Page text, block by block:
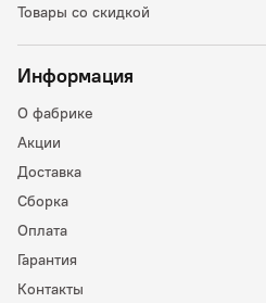
Товары со скидкой
Информация
О фабрике
Акции
Доставка
Сборка
Оплата
Гарантия
Контакты